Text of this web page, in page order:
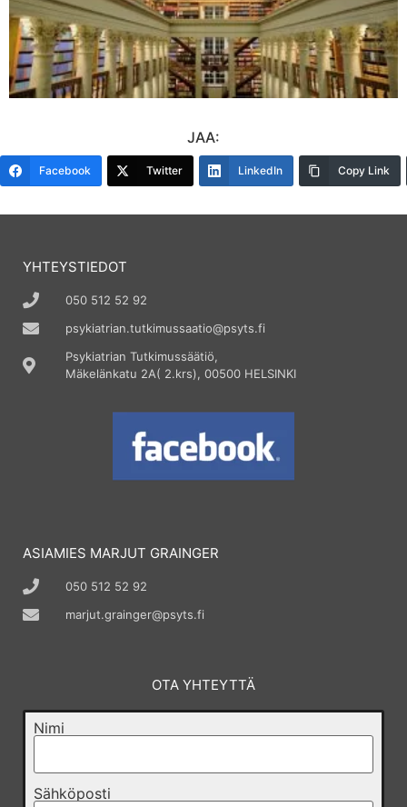
JAA:
Facebook Twitter LinkedIn Copy Link
YHTEYSTIEDOT
050 512 52 92
psykiatrian.tutkimussaatio@psyts.fi
Psykiatrian Tutkimussäätiö,
Mäkelänkatu 2A( 2.krs), 00500 HELSINKI
ASIAMIES MARJUT GRAINGER
050 512 52 92
marjut.grainger@psyts.fi
OTA YHTEYTTÄ
Nimi
Sähköposti